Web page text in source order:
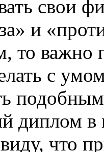
свои
и
то важно
с
диплом в
что